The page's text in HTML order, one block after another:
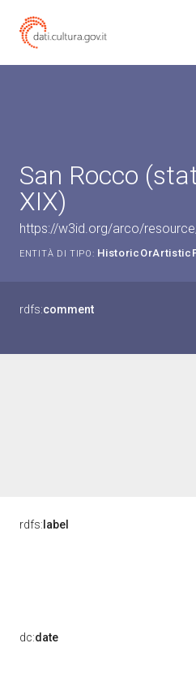
San Rocco
XIX)
https://w3id.org/arco/
ENTITÀ DI TIPO:
rdfs:comment
rdfs: label
dc:date